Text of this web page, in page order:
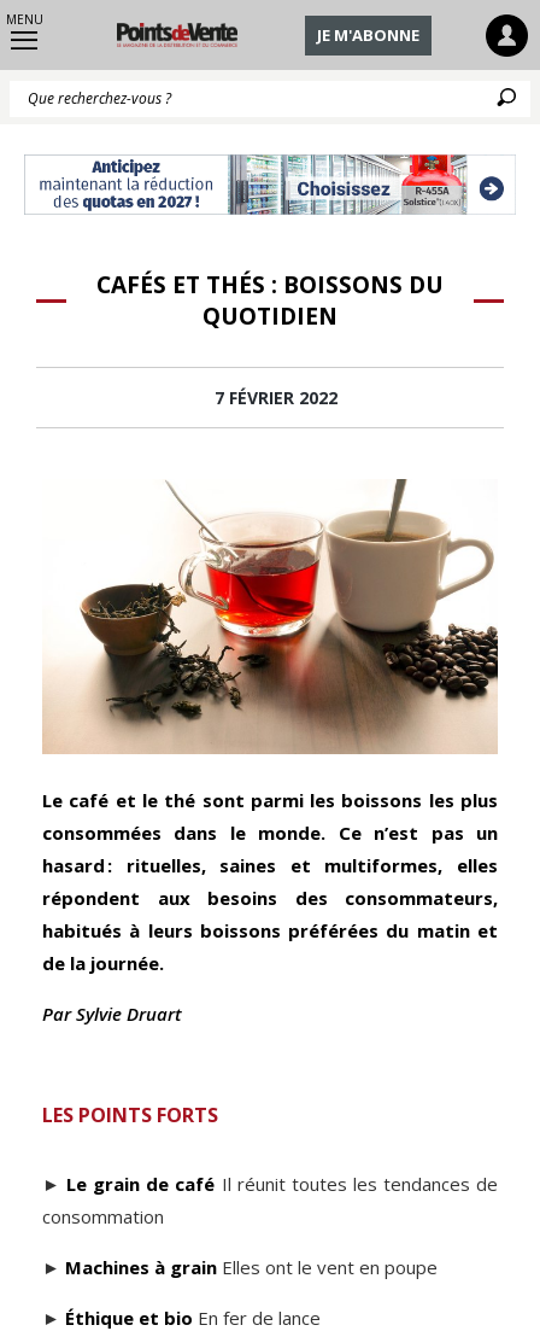
MENU
JE M'ABONNE
CAFÉS ET THÉS : BOISSONS DU
QUOTIDIEN
7 FÉVRIER 2022
Le café et le thé sont parmi les boissons les plus
consommées dans le monde. Ce n’est pas un
hasard : rituelles, saines et multiformes, elles
répondent aux besoins des consommateurs,
habitués à leurs boissons préférées du matin et
de la journée.
Par Sylvie Druart
LES POINTS FORTS
► Le grain de café Il réunit toutes les tendances de
consommation
► Machines à grain Elles ont le vent en poupe
► Éthique et bio En fer de lance